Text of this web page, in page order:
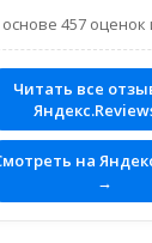
457
Читать все
на
→